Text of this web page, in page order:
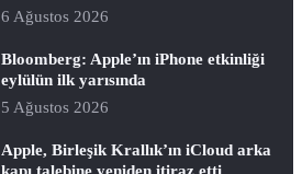
6 Ağustos 2026
Bloomberg: Apple’ın iPhone etkinliği
eylülün ilk yarısında
5 Ağustos 2026
Apple, Birleşik Krallık’ın iCloud arka